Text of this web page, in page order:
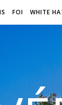
FOI WHITE